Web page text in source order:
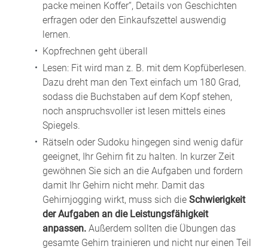
packe meinen Koffer“, Details von Geschichten
erfragen oder den Einkaufszettel auswendig
lernen.
Kopfrechnen geht überall
Lesen: Fit wird man z. B. mit dem Kopfüberlesen.
Dazu dreht man den Text einfach um 180 Grad,
sodass die Buchstaben auf dem Kopf stehen,
noch anspruchsvoller ist lesen mittels eines
Spiegels.
Rätseln oder Sudoku hingegen sind wenig dafür
geeignet, Ihr Gehirn fit zu halten. In kurzer Zeit
gewöhnen Sie sich an die Aufgaben und fordern
damit Ihr Gehirn nicht mehr. Damit das
Gehirnjogging wirkt, muss sich die Schwierigkeit
der Aufgaben an die Leistungsfähigkeit
anpassen. Außerdem sollten die Übungen das
gesamte Gehirn trainieren und nicht nur einen Teil